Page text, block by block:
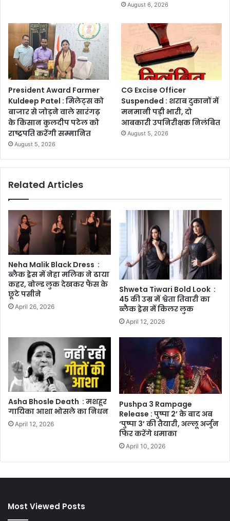
August 6, 2026
President Award Farmer
Kuldeep Patel : मिलेट्स को
बाजार से जोड़ने वाले सारंगढ़
के किसान कुलदीप पटेल को
राष्ट्रपति करेंगी सम्मानित
August 5, 2026
CG Excise Officer
Suspended : शराब दुकानों में
मनमानी पड़ी भारी, दो
आबकारी उपनिरीक्षक निलंबित
August 5, 2026
Related Articles
Neha Malik Black Dress :
ब्लैक ड्रेस में नेहा मलिक ने ढाया
कहर, बोल्ड लुक देखकर फैंस के
छूटे पसीने
April 26, 2026
Shweta Tiwari Bold Look :
45 की उम्र में श्वेता तिवारी का
ब्लैक ड्रेस में किलर लुक
April 12, 2026
Asha Bhosle Death : मशहूर
गायिका आशा भोसले का निधन
April 12, 2026
Pushpa 3 Rampage
Release : पुष्पा 2’ के बाद अब
‘पुष्पा 3’ की तैयारी, अल्लू अर्जुन
फिर करेंगे धमाका
April 10, 2026
Most Viewed Posts